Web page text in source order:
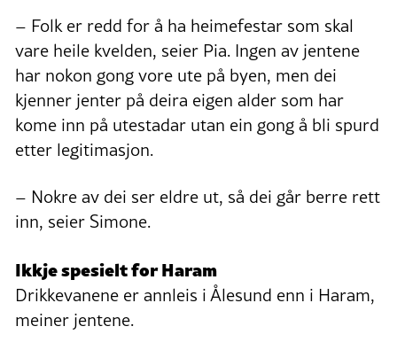
– Folk er redd for å ha heimefestar som skal
vare heile kvelden, seier Pia. Ingen av jentene
har nokon gong vore ute på byen, men dei
kjenner jenter på deira eigen alder som har
kome inn på utestadar utan ein gong å bli spurd
etter legitimasjon.
– Nokre av dei ser eldre ut, så dei går berre rett
inn, seier Simone.
Ikkje spesielt for Haram
Drikkevanene er annleis i Ålesund enn i Haram,
meiner jentene.